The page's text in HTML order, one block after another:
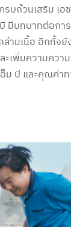
บถ้วนเสริม เอ
มีบทบาทต่อกา
ามเนื้อ อีกทั้ง
ะเพิ่มความควา
ม บี และคุณค่า